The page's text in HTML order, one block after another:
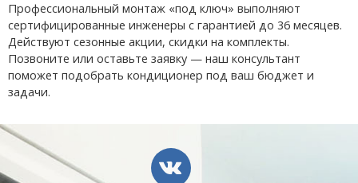
Профессиональный монтаж «под ключ» выполняют
сертифицированные инженеры с гарантией до 36 месяцев.
Действуют сезонные акции, скидки на комплекты.
Позвоните или оставьте заявку — наш консультант
поможет подобрать кондиционер под ваш бюджет и
задачи.